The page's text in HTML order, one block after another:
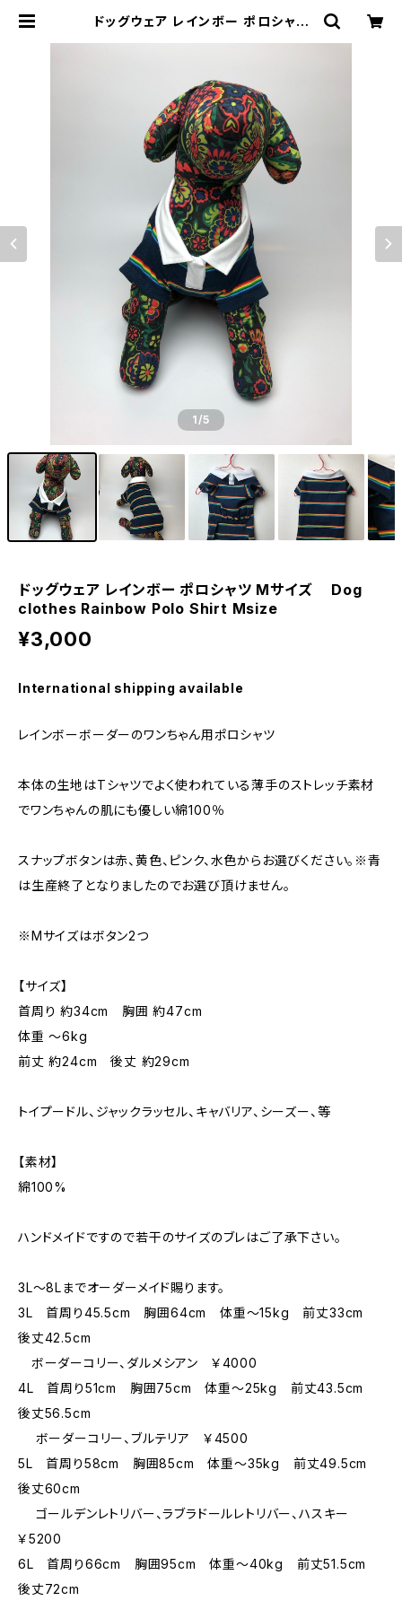
ドッグウェア レインボー ポロシャツ
1/5
ドッグウェア レインボー ポロシャツ Mサイズ Dog
clothes Rainbow Polo Shirt Msize
¥3,000
International shipping available
レインボーボーダーのワンちゃん用ポロシャツ
本体の生地はTシャツでよく使われている薄手のストレッチ素材
でワンちゃんの肌にも優しい綿100％
スナップボタンは赤、黄色、ピンク、水色からお選びください。※青
は生産終了となりましたのでお選び頂けません。
※Mサイズはボタン2つ
【サイズ】
首周り 約34cm 胸囲 約47cm
体重 ～6kg
前丈 約24cm 後丈 約29cm
トイプードル、ジャックラッセル、キャバリア、シーズー、等
【素材】
綿100%
ハンドメイドですので若干のサイズのブレはご了承下さい。
3L～8Lまでオーダーメイド賜ります。
3L 首周り45.5cm 胸囲64cm 体重～15kg 前丈33cm
後丈42.5cm
ボーダーコリー、ダルメシアン ￥4000
4L 首周り51cm 胸囲75cm 体重～25kg 前丈43.5cm
後丈56.5cm
ボーダーコリー、ブルテリア ￥4500
5L 首周り58cm 胸囲85cm 体重～35kg 前丈49.5cm
後丈60cm
ゴールデンレトリバー、ラブラドールレトリバー、ハスキー
￥5200
6L 首周り66cm 胸囲95cm 体重～40kg 前丈51.5cm
後丈72cm